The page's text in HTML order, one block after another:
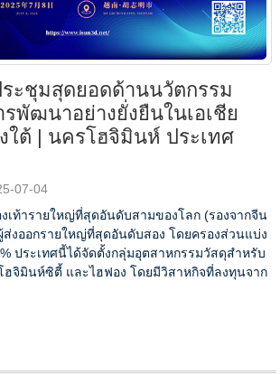
ะชุมสุดยอดด้านนวัตกรรม
รพัฒนาอย่างยั่งยืนในเอเชีย
ใต้ | นครโฮจิมินห์ ประเทศ
07-04
เท้ารายใหญ่ที่สุดอันดับสามของโลก (รองจากจีน
ส่งออกรายใหญ่ที่สุดอันดับสอง โดยครองส่วนแบ่ง
ประเทศนี้ได้จัดตั้งกลุ่มอุตสาหกรรมวัสดุสำหรับ
ฮจิมินห์ซิตี้ และไฮฟอง โดยมีวิสาหกิจที่ลงทุนจาก